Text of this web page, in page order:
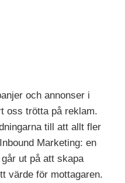
och annonser i
oss trötta på reklam.
till att allt fler
Marketing: en
ut på att skapa
värde för mottagaren.